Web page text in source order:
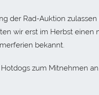
der Rad-Auktion
wir erst im Herbst einen
bekannt.
zum Mitnehmen